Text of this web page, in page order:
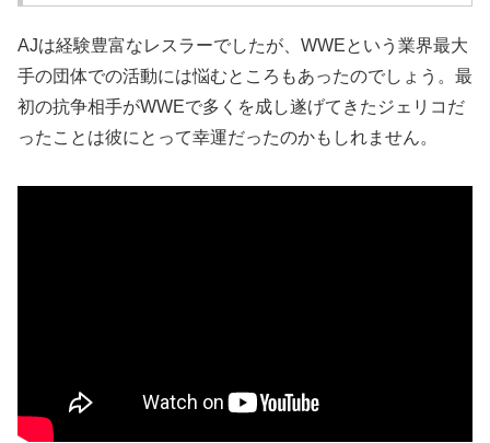
AJは経験豊富なレスラーでしたが、WWEという業界最大
手の団体での活動には悩むところもあったのでしょう。最
初の抗争相手がWWEで多くを成し遂げてきたジェリコだ
ったことは彼にとって幸運だったのかもしれません。